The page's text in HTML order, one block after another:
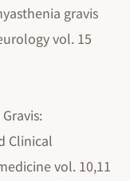
gravis
vol. 15
Clinical
vol. 10,11